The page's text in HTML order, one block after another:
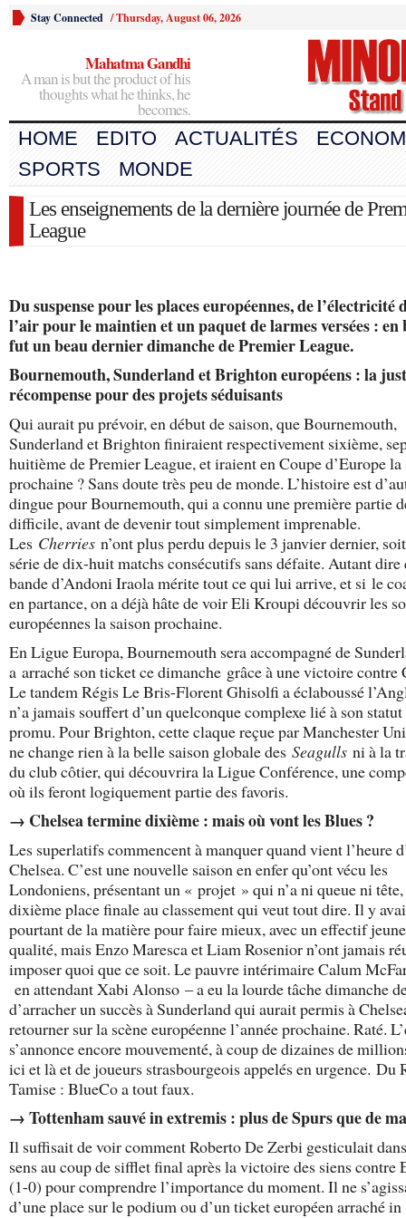
Stay Connected /Thursday, August 06, 2026
Mahatma Gandhi
A man is but the product of his
thoughts what he thinks, he
becomes.
HOME EDITO ACTUALITÉS
SPORTS
MONDE
Les enseignements de la dernière journée de
League
Du suspense pour les places européennes, de l’électricité
l’air pour le maintien et un paquet de larmes versées : en
fut un beau dernier dimanche de Premier League.
Bournemouth, Sunderland et Brighton européens : la
récompense pour des projets séduisants
Qui aurait pu prévoir, en début de saison, que Bournemouth,
Sunderland et Brighton finiraient respectivement sixième,
huitième de Premier League, et iraient en Coupe d’Europe la
prochaine ? Sans doute très peu de monde. L’histoire est
dingue pour Bournemouth, qui a connu une première partie
difficile, avant de devenir tout simplement imprenable.
Les Cherries n’ont plus perdu depuis le 3 janvier dernier,
série de dix-huit matchs consécutifs sans défaite. Autant dire
bande d’Andoni Iraola mérite tout ce qui lui arrive, et si le
en partance, on a déjà hâte de voir Eli Kroupi découvrir les
européennes la saison prochaine.
En Ligue Europa, Bournemouth sera accompagné de
a arraché son ticket ce dimanche grâce à une victoire contre
Le tandem Régis Le Bris-Florent Ghisolfi a éclaboussé
n’a jamais souffert d’un quelconque complexe lié à son statut
promu. Pour Brighton, cette claque reçue par Manchester
ne change rien à la belle saison globale des Seagulls ni à la
du club côtier, qui découvrira la Ligue Conférence, une
où ils feront logiquement partie des favoris.
→ Chelsea termine dixième : mais où vont les Blues ?
Les superlatifs commencent à manquer quand vient l’heure
Chelsea. C’est une nouvelle saison en enfer qu’ont vécu les
Londoniens, présentant un « projet » qui n’a ni queue ni
dixième place finale au classement qui veut tout dire. Il y
pourtant de la matière pour faire mieux, avec un effectif
qualité, mais Enzo Maresca et Liam Rosenior n’ont jamais
imposer quoi que ce soit. Le pauvre intérimaire Calum
en attendant Xabi Alonso – a eu la lourde tâche dimanche
d’arracher un succès à Sunderland qui aurait permis à
retourner sur la scène européenne l’année prochaine. Raté.
s’annonce encore mouvementé, à coup de dizaines de
ici et là et de joueurs strasbourgeois appelés en urgence. Du
Tamise : BlueCo a tout faux.
→ Tottenham sauvé in extremis : plus de Spurs que de
Il suffisait de voir comment Roberto De Zerbi gesticulait
sens au coup de sifflet final après la victoire des siens contre
(1-0) pour comprendre l’importance du moment. Il ne
d’une place sur le podium ou d’un ticket européen arraché in